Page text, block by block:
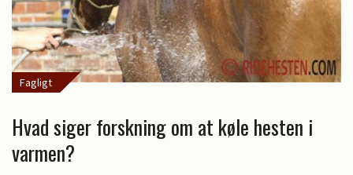
Fagligt
Hvad siger forskning om at køle hesten i
varmen?